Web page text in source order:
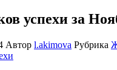
успехи за
Автор l.akimova Рубрика